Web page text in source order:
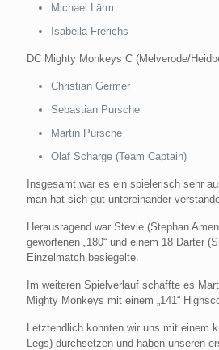
Michael Lärm
Isabella Frerichs
DC Mighty Monkeys C (Melverode/
Christian Germer
Sebastian Pursche
Martin Pursche
Olaf Scharge (Team Captain)
Insgesamt war es ein spielerisch sehr
man hat sich gut untereinander
Herausragend war Stevie (Stephan
geworfenen „180“ und einem 18 Darter
Einzelmatch besiegelte.
Im weiteren Spielverlauf schaffte es
Mighty Monkeys mit einem „141“
Letztendlich konnten wir uns mit einem
Legs) durchsetzen und haben unseren